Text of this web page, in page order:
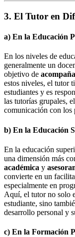
3. El Tutor en
a) En la Educación
En los niveles de
generalmente un
objetivo de
estos niveles, el tutor
estudiantes y es
las tutorías grupales,
comunicación con los
b) En la Educación
En la educación
una dimensión más
académica y
convierte en un
especialmente en
Aquí, el tutor no solo
estudiante, sino
desarrollo personal y
c) En la Formación